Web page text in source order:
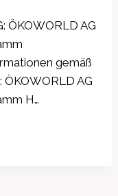
ÖKOWORLD AG
gemäß
ÖKOWORLD AG
H…